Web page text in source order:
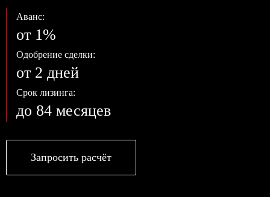
Аванс:
от 1%
Одобрение сделки:
от 2 дней
Срок лизинга:
до 84 месяцев
Запросить расчёт